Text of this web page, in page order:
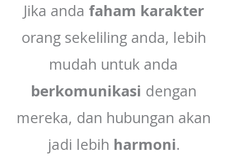
Jika anda faham karakter
orang sekeliling anda, lebih
mudah untuk anda
berkomunikasi dengan
mereka, dan hubungan akan
jadi lebih harmoni.